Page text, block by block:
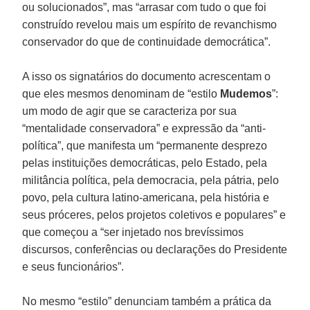
ou solucionados”, mas “arrasar com tudo o que foi
construído revelou mais um espírito de revanchismo
conservador do que de continuidade democrática”.
A isso os signatários do documento acrescentam o
que eles mesmos denominam de “estilo Mudemos”:
um modo de agir que se caracteriza por sua
“mentalidade conservadora” e expressão da “anti-
política”, que manifesta um “permanente desprezo
pelas instituições democráticas, pelo Estado, pela
militância política, pela democracia, pela pátria, pelo
povo, pela cultura latino-americana, pela história e
seus próceres, pelos projetos coletivos e populares” e
que começou a “ser injetado nos brevíssimos
discursos, conferências ou declarações do Presidente
e seus funcionários”.
No mesmo “estilo” denunciam também a prática da